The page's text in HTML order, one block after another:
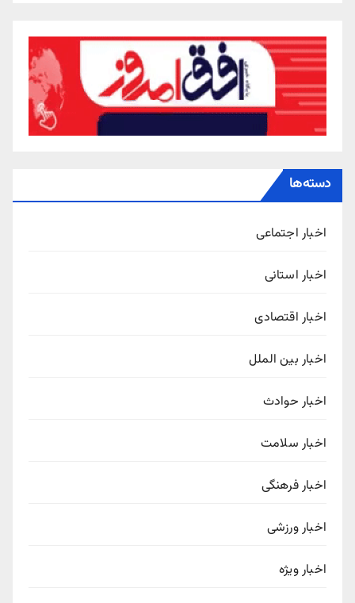
دسته‌ها
اخبار اجتماعی
اخبار استانی
اخبار اقتصادی
اخبار بین الملل
اخبار حوادث
اخبار سلامت
اخبار فرهنگی
اخبار ورزشی
اخبار ویژه